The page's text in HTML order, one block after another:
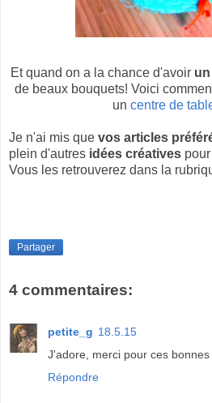
Et quand on a la chance d'avoir
de beaux bouquets! Voici
un centre de
Je n'ai mis que vos articles
plein d'autres idées créatives
Vous les retrouverez dans la
Partager
4 commentaires:
petite_g 18.5.15
J'adore, merci pour ces bonnes
Répondre